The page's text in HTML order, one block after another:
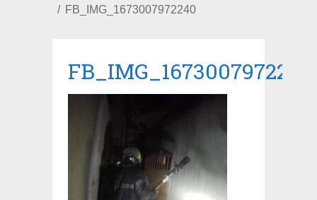
FB_IMG_1673007972240
FB_IMG_1673007972240